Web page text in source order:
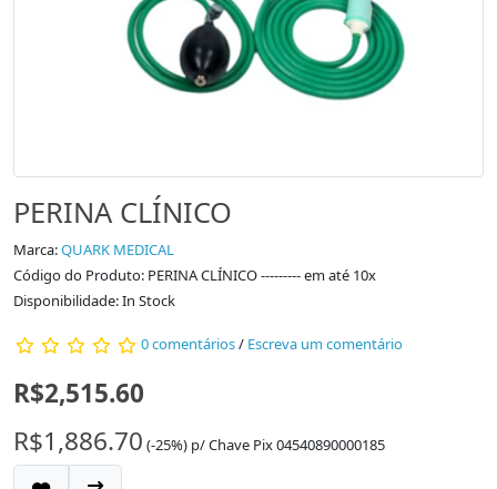
PERINA CLÍNICO
Marca:QUARK MEDICAL
Código do Produto: PERINA CLÍNICO --------- em até 10x
Disponibilidade: In Stock
0 comentários/ Escreva um comentário
R$2,515.60
R$1,886.70 (-25%) p/Chave Pix 04540890000185